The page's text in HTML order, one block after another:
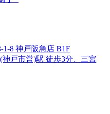
8 神戸阪急店 B1F
戸市営)駅 徒歩3分、三宮